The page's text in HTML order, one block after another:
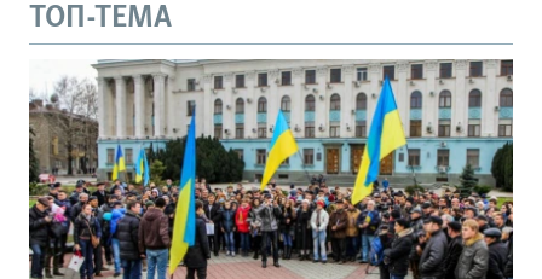
ТОП-ТЕМА